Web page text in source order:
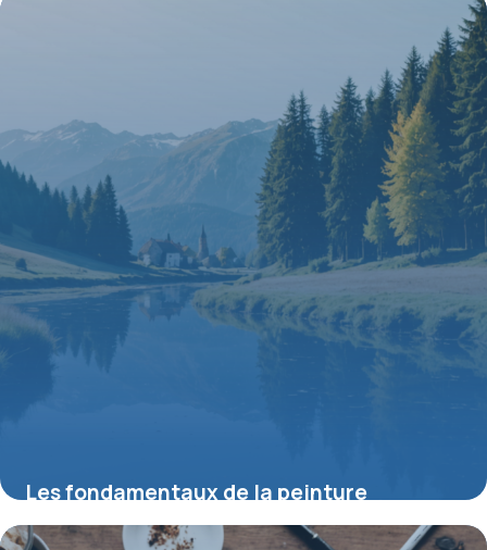
Les fondamentaux de la peinture
aquarelle paysage pour débutants